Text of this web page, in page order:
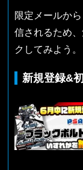
限定メールか
信されるため
クしてみよう。
新規登録&